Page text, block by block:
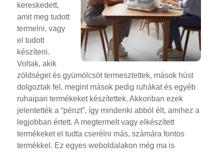
kereskedett,
amit meg tudott
termelni, vagy
el tudott
készíteni.
Voltak, akik
zöldséget és gyümölcsöt termesztettek, mások húst
dolgoztak fel, megint mások pedig ruhákat és egyéb
ruhaipari termékeket készítettek. Akkoriban ezek
jelentették a “pénzt”, így mindenki abból élt, amihez a
legjobban értett. A megtermelt vagy elkészített
termékeket el tudta cserélni más, számára fontos
termékkel. Ez egyes weboldalakon még ma is